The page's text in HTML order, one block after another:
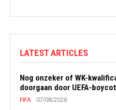
LATEST ARTICLES
Nog onzeker of WK-
doorgaan door UEFA-boycot
FIFA 07/08/2026